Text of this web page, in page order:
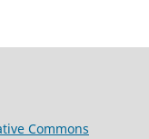
Commons